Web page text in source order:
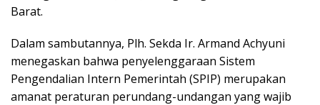
Barat.
Dalam sambutannya, Plh. Sekda Ir. Armand Achyuni
menegaskan bahwa penyelenggaraan Sistem
Pengendalian Intern Pemerintah (SPIP) merupakan
amanat peraturan perundang-undangan yang wajib